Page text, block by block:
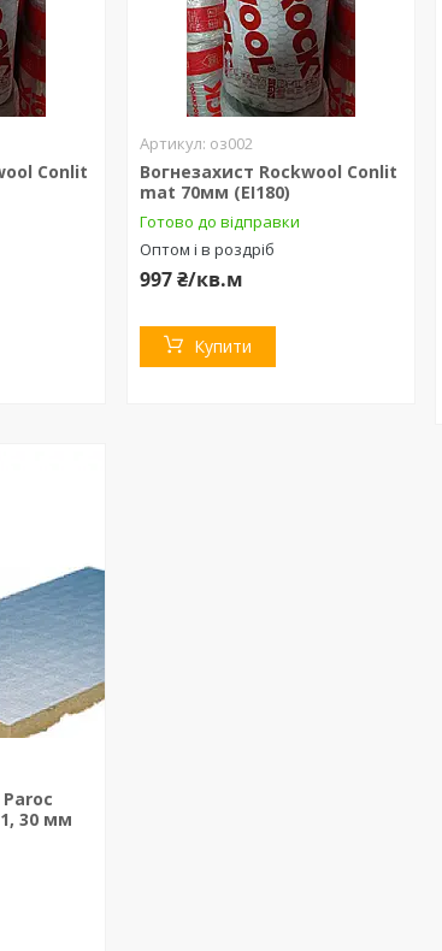
Conlit
оз002
Вогнезахист Rockwool Conlit
mat 70мм (EI180)
Готово до відправки
Оптом і в роздріб
997 ₴/кв.м
Купити
30 мм